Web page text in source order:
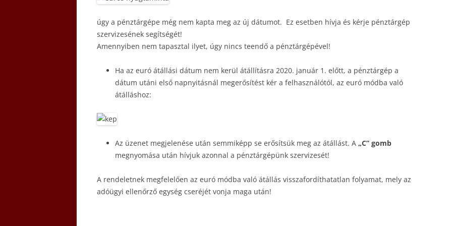
úgy a pénztárgépe még nem kapta meg az új dátumot. Ez esetben hívja és kérje pénztárgép
szervizesének segítségét!
Amennyiben nem tapasztal ilyet, úgy nincs teendő a pénztárgépével!
Ha az euró átállási dátum nem kerül átállításra 2020. január 1. előtt, a pénztárgép a
dátum utáni első napnyitásnál megerősítést kér a felhasználótól, az euró módba való
átálláshoz:
Az üzenet megjelenése után semmiképp se erősítsük meg az átállást. A „C” gomb
megnyomása után hívjuk azonnal a pénztárgépünk szervizesét!
A rendeletnek megfelelően az euró módba való átállás visszafordíthatatlan folyamat, mely az
adóügyi ellenőrző egység cseréjét vonja maga után!